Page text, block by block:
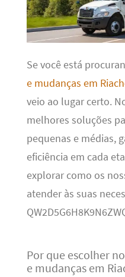
Se você está
e mudanças em
veio ao lugar certo.
melhores soluções
pequenas e médias,
eficiência em cada
explorar como os
atender às suas
Por que escolher
e mudanças em